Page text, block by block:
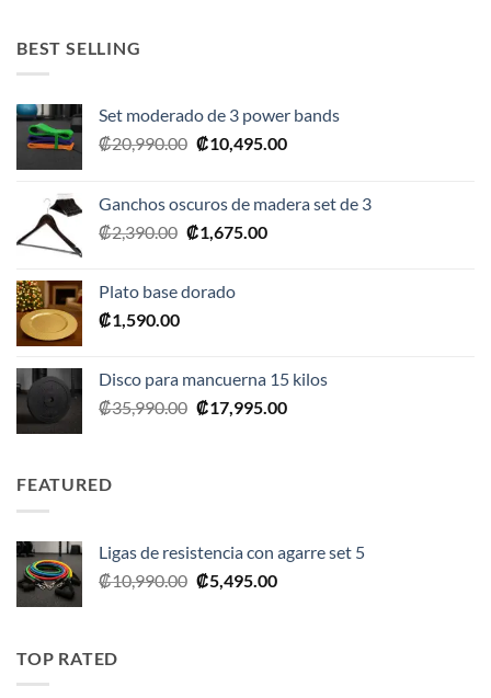
BEST SELLING
Set moderado de 3 power bands
₡20,990.00 El
era:
₡20,990.00.
₡10,495.00El
es:
Ganchos oscuros de madera set de 3
₡2,390.00 El
era:
₡1,675.00El
Plato base dorado
₡1,590.00
Disco para mancuerna 15 kilos
₡35,990.00 El
₡17,995.00El
FEATURED
Ligas de resistencia con agarre set 5
₡10,990.00 El
₡5,495.00El
TOP RATED